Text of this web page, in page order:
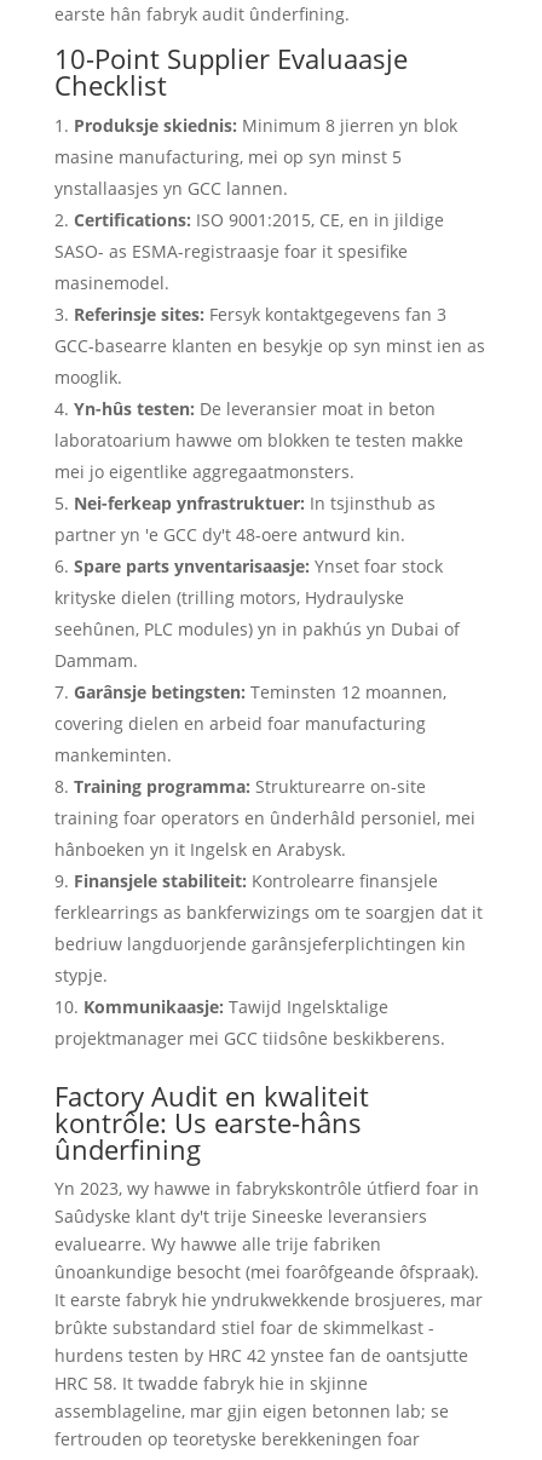
earste hân fabryk audit ûnderfining.
10-Point Supplier Evaluaasje
Checklist
Produksje skiednis: Minimum 8 jierren yn blok
masine manufacturing, mei op syn minst 5
ynstallaasjes yn GCC lannen.
Certifications: ISO 9001:2015, CE, en in jildige
SASO- as ESMA-registraasje foar it spesifike
masinemodel.
Referinsje sites: Fersyk kontaktgegevens fan 3
GCC-basearre klanten en besykje op syn minst ien as
mooglik.
Yn-hûs testen: De leveransier moat in beton
laboratoarium hawwe om blokken te testen makke
mei jo eigentlike aggregaatmonsters.
Nei-ferkeap ynfrastruktuer: In tsjinsthub as
partner yn 'e GCC dy't 48-oere antwurd kin.
Spare parts ynventarisaasje: Ynset foar stock
krityske dielen (trilling motors, Hydraulyske
seehûnen, PLC modules) yn in pakhús yn Dubai of
Dammam.
Garânsje betingsten: Teminsten 12 moannen,
covering dielen en arbeid foar manufacturing
mankeminten.
Training programma: Strukturearre on-site
training foar operators en ûnderhâld personiel, mei
hânboeken yn it Ingelsk en Arabysk.
Finansjele stabiliteit: Kontrolearre finansjele
ferklearrings as bankferwizings om te soargjen dat it
bedriuw langduorjende garânsjeferplichtingen kin
stypje.
Kommunikaasje: Tawijd Ingelsktalige
projektmanager mei GCC tiidsône beskikberens.
Factory Audit en kwaliteit
kontrôle: Us earste-hâns
ûnderfining
Yn 2023, wy hawwe in fabrykskontrôle útfierd foar in
Saûdyske klant dy't trije Sineeske leveransiers
evaluearre. Wy hawwe alle trije fabriken
ûnoankundige besocht (mei foarôfgeande ôfspraak).
It earste fabryk hie yndrukwekkende brosjueres, mar
brûkte substandard stiel foar de skimmelkast -
hurdens testen by HRC 42 ynstee fan de oantsjutte
HRC 58. It twadde fabryk hie in skjinne
assemblageline, mar gjin eigen betonnen lab; se
fertrouden op teoretyske berekkeningen foar